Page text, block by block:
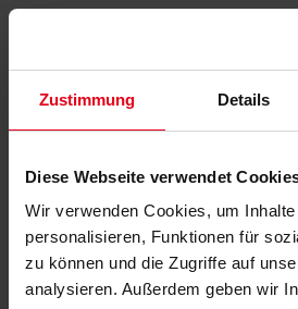
Zustimmung Details
Diese Webseite verwendet
Wir verwenden Cookies, um
personalisieren, Funktionen für
zu können und die Zugriffe auf
analysieren. Außerdem geben wir